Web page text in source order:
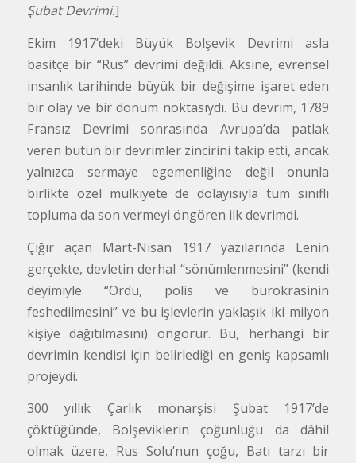
Şubat Devrimi.]
Ekim 1917’deki Büyük Bolşevik Devrimi asla
basitçe bir “Rus” devrimi değildi. Aksine, evrensel
insanlık tarihinde büyük bir değişime işaret eden
bir olay ve bir dönüm noktasıydı. Bu devrim, 1789
Fransız Devrimi sonrasında Avrupa’da patlak
veren bütün bir devrimler zincirini takip etti, ancak
yalnızca sermaye egemenliğine değil onunla
birlikte özel mülkiyete de dolayısıyla tüm sınıflı
topluma da son vermeyi öngören ilk devrimdi.
Çığır açan Mart-Nisan 1917 yazılarında Lenin
gerçekte, devletin derhal “sönümlenmesini” (kendi
deyimiyle “Ordu, polis ve bürokrasinin
feshedilmesini” ve bu işlevlerin yaklaşık iki milyon
kişiye dağıtılmasını) öngörür. Bu, herhangi bir
devrimin kendisi için belirlediği en geniş kapsamlı
projeydi.
300 yıllık Çarlık monarşisi Şubat 1917’de
çöktüğünde, Bolşeviklerin çoğunluğu da dâhil
olmak üzere, Rus Solu’nun çoğu, Batı tarzı bir